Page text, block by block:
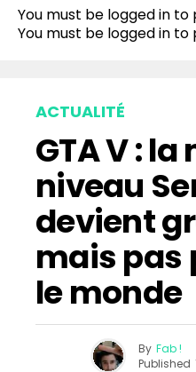
You must be logged in
You must be logged in to
ACTUALITÉ
GTA V :
niveau
devient
mais pas
le monde
By Fab !
Published